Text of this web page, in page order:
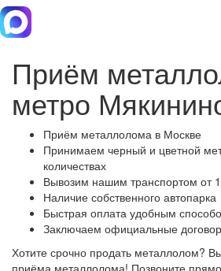
Приём
метро
Приём металлолома в Москве
Принимаем черный и цветной
количествах
Вывозим нашим транспортом от
Наличие собственного автопарка
Быстрая оплата удобным
Заключаем официальные
Хотите срочно продать металлолом?